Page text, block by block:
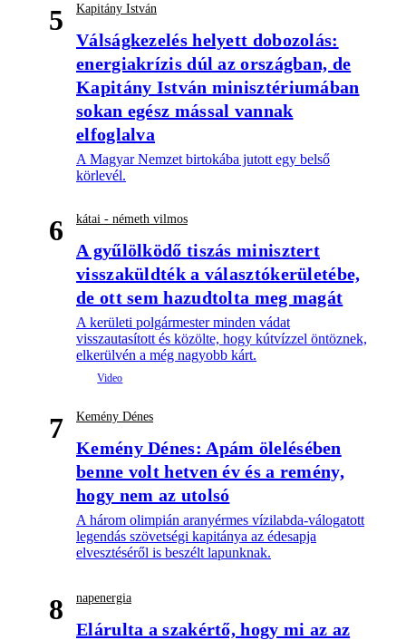
5 Kapitány István
Válságkezelés helyett dobozolás:
energiakrízis dúl az országban, de
Kapitány István minisztériumában
sokan egész mással vannak
elfoglalva
A Magyar Nemzet birtokába jutott egy belső
körlevél.
6 kátai - németh vilmos
A gyűlölködő tiszás minisztert
visszaküldték a választókerületébe,
de ott sem hazudtolta meg magát
A kerületi polgármester minden vádat
visszautasított és közölte, hogy kútvízzel öntöznek,
elkerülvén a még nagyobb kárt.
7 Kemény Dénes
Kemény Dénes: Apám ölelésében
benne volt hetven év és a remény,
hogy nem az utolsó
A három olimpián aranyérmes vízilabda-válogatott
legendás szövetségi kapitánya az édesapja
elvesztéséről is beszélt lapunknak.
8 napenergia
Elárulta a szakértő, hogy mi az az